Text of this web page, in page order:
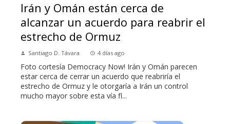
Irán y Omán están cerca de
alcanzar un acuerdo para reabrir el
estrecho de Ormuz
Santiago D. Távara 4 días ago
Foto cortesía Democracy Now! Irán y Omán parecen
estar cerca de cerrar un acuerdo que reabriría el
estrecho de Ormuz y le otorgaría a Irán un control
mucho mayor sobre esta vía fl...